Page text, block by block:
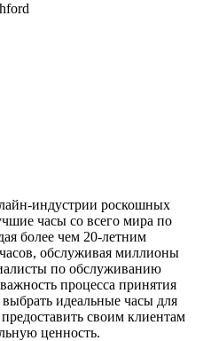
индустрии роскошных
часы со всего мира по
более чем 20-летним
обслуживая миллионы
по обслуживанию
процесса принятия
идеальные часы для
своим клиентам
ценность.